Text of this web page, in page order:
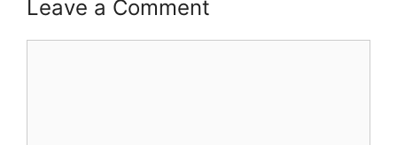
Leave a Comment